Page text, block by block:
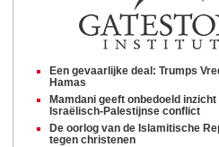
Een gevaarlijke deal: Trumps
Hamas
Mamdani geeft onbedoeld inzicht
Israëlisch-Palestijnse conflict
De oorlog van de Islamitische
tegen christenen